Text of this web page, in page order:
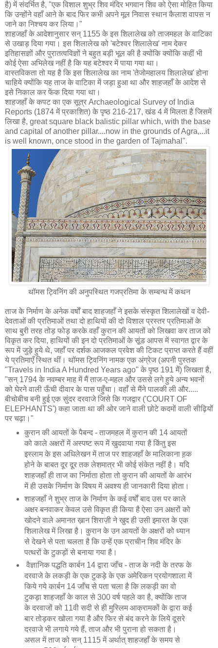
है) में संदर्भित है, "एक विशाल शुभ्र शिव मंदिर भगवान शिव को ऐसा मोहित किया
कि उन्होंने वहाँ आने के बाद फिर कभी अपने मूल निवास स्थान कैलाश वापस न
जाने का निश्चय कर लिया।"
शाहजहाँ के आदेशानुसार सन् 1155 के इस शिलालेख को ताजमहल के वाटिका
से उखाड़ दिया गया। इस शिलालेख को 'बटेश्वर शिलालेख' नाम देकर
इतिहासज्ञों और पुरातत्वविज्ञों ने बहुत बड़ी भूल की है क्योंकि क्योंकि कहीं भी
कोई ऐसा अभिलेख नहीं है कि यह बटेश्वर में पाया गया था।
वास्तविकता तो यह है कि इस शिलालेख का नाम 'तेजोमहालय शिलालेख' होना
चाहिये क्योंकि यह ताज के वाटिका में जड़ा हुआ था और शाहजहाँ के आदेश से
इसे निकाल कर फेंक दिया गया था।
शाहजहाँ के कपट का एक सूत्र Archaeological Survey of India
Reports (1874 में प्रकाशित) के पृष्ठ 216-217, खंड 4 में मिलता है जिसमें
लिखा है, great square black balistic pillar which, with the base
and capital of another pillar....now in the grounds of Agra,...it
is well known, once stood in the garden of Tajmahal".
थॉमस ट्विनिंग की अनुपस्थित गजप्रतिमा के सम्‍बन्‍ध में कथन
ताज के निर्माण के अनेक वर्षों बाद शाहजहाँ ने इसके संस्कृत शिलालेखों व देवी-
देवताओं की प्रतिमाओं तथा दो हाथियों की दो विशाल प्रस्तर प्रतिमाओं के
साथ बुरी तरह तोड़ फोड़ करके वहाँ कुरान की आयतों को लिखवा कर ताज को
विकृत कर दिया, हाथियों की इन दो प्रतिमाओं के सूंड आपस में स्वागत द्वार के
रूप में जुड़े हुये थे, जहाँ पर दर्शक आजकल प्रवेश की टिकट प्राप्त करते हैं वहीं
ये प्रतिमाएँ स्थित थीं। थॉमस ट्विनिंग नामक एक अंग्रेज (अपनी पुस्तक
"Travels in India A Hundred Years ago" के पृष्ठ 191 में) लिखता है,
"सन् 1794 के नवम्बर माह में मैं ताज-ए-महल और उससे लगे हुये अन्य भवनों
को घेरने वाली ऊँची दीवार के पास पहुँचा। वहाँ से मैंने पालकी ली और.....
बीचोबीच बनी हुई एक सुंदर दरवाजे जिसे कि गजद्वार ('COURT OF
ELEPHANTS') कहा जाता था की ओर जाने वाली छोटे कदमों वाली सीढ़ियों
पर चढ़ा।"
कुरान की आयतों के पैबन्द - ताजमहल में कुरान की 14 आयतों
को काले अक्षरों में अस्पष्ट रूप में खुदवाया गया है किंतु इस
इस्लाम के इस अधिलेखन में ताज पर शाहजहाँ के मालिकाना ह़क
होने के बाबत दूर दूर तक लेशमात्र भी कोई संकेत नहीं है। यदि
शाहजहाँ ही ताज का निर्माता होता तो कुरान की आयतों के आरंभ
में ही उसके निर्माण के विषय में अवश्य ही जानकारी दिया होता।
शाहजहाँ ने शुभ्र ताज के निर्माण के कई वर्षों बाद उस पर काले
अक्षर बनवाकर केवल उसे विकृत ही किया है ऐसा उन अक्षरों को
खोदने वाले अमानत ख़ान शिराज़ी ने खुद ही उसी इमारत के एक
शिलालेख में लिखा है। कुरान के उन आयतों के अक्षरों को ध्यान
से देखने से पता चलता है कि उन्हें एक प्राचीन शिव मंदिर के
पत्थरों के टुकड़ों से बनाया गया है।
वैज्ञानिक पद्धति कार्बन 14 द्वारा जाँच - ताज के नदी के तरफ के
दरवाजे के लकड़ी के एक टुकड़े के एक अमेरिकन प्रयोगशाला में
किये गये कार्बन 14 जाँच से पता चला है कि लकड़ी का वो
टुकड़ा शाहजहाँ के काल से 300 वर्ष पहले का है, क्योंकि ताज
के दरवाजों को 11वी सदी से ही मुस्लिम आक्रामकों के द्वारा कई
बार तोड़कर खोला गया है और फिर से बंद करने के लिये दूसरे
दरवाजे भी लगाये गये हैं, ताज और भी पुराना हो सकता है।
असल में ताज को सन् 1115 में अर्थात् शाहजहाँ के समय से